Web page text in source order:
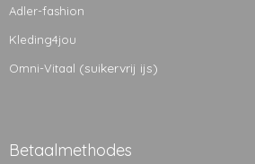
Adler-fashion
Kleding4jou
Omni-Vitaal (suikervrij ijs)
Betaalmethodes